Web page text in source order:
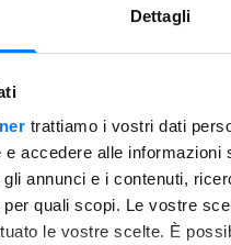
Dettagli
trattiamo i vostri dati
accedere alle
annunci e i contenuti,
quali scopi. Le vostre
le vostre scelte. È